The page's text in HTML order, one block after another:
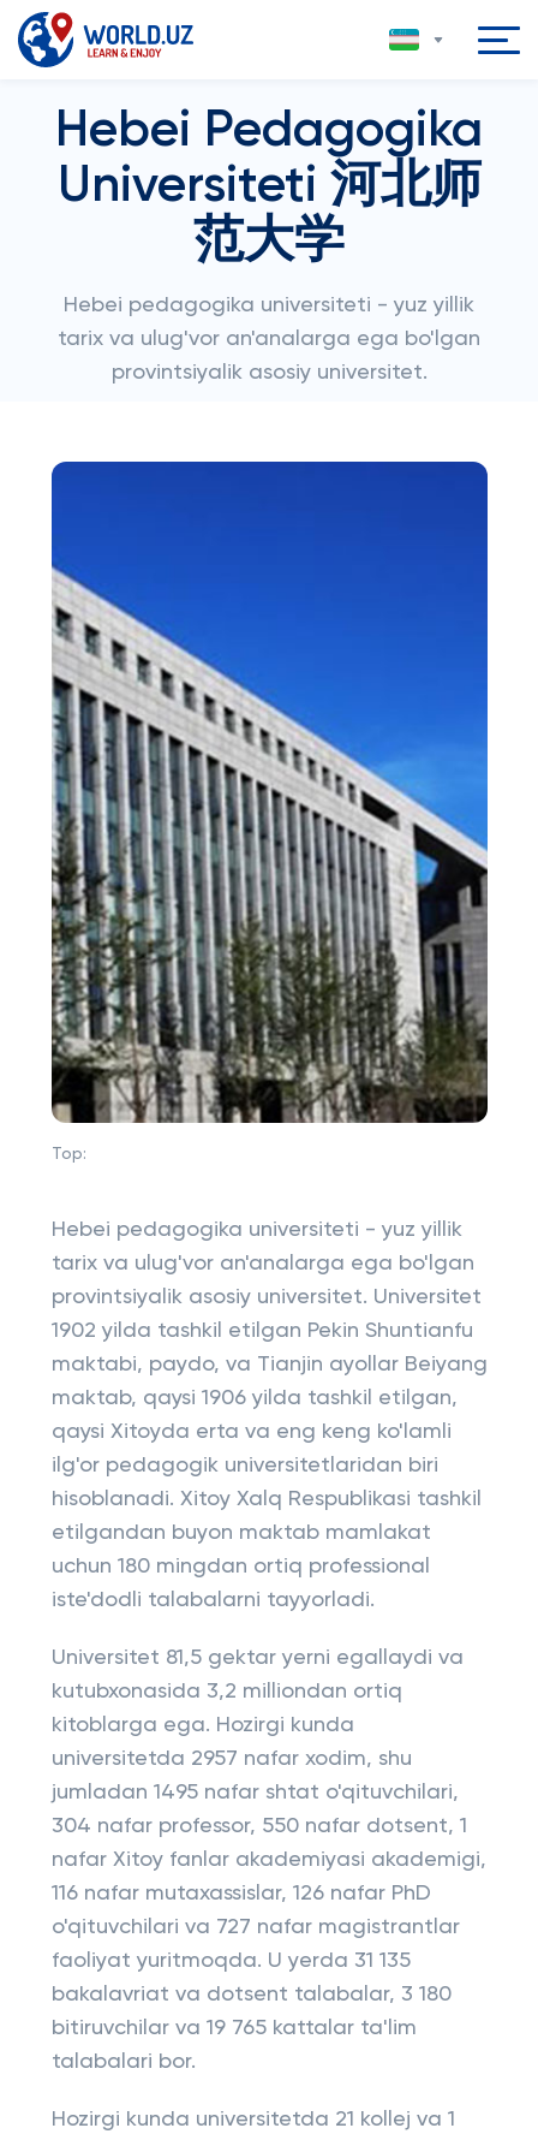
Hebei Pedagogika
Universiteti 河北师
范大学
Hebei pedagogika universiteti - yuz yillik
tarix va ulug'vor an'analarga ega bo'lgan
provintsiyalik asosiy universitet.
Top:
Hebei pedagogika universiteti - yuz yillik
tarix va ulug'vor an'analarga ega bo'lgan
provintsiyalik asosiy universitet. Universitet
1902 yilda tashkil etilgan Pekin Shuntianfu
maktabi, paydo, va Tianjin ayollar Beiyang
maktab, qaysi 1906 yilda tashkil etilgan,
qaysi Xitoyda erta va eng keng ko'lamli
ilg'or pedagogik universitetlaridan biri
hisoblanadi. Xitoy Xalq Respublikasi tashkil
etilgandan buyon maktab mamlakat
uchun 180 mingdan ortiq professional
iste'dodli talabalarni tayyorladi.
Universitet 81,5 gektar yerni egallaydi va
kutubxonasida 3,2 milliondan ortiq
kitoblarga ega. Hozirgi kunda
universitetda 2957 nafar xodim, shu
jumladan 1495 nafar shtat o'qituvchilari,
304 nafar professor, 550 nafar dotsent, 1
nafar Xitoy fanlar akademiyasi akademigi,
116 nafar mutaxassislar, 126 nafar PhD
o'qituvchilari va 727 nafar magistrantlar
faoliyat yuritmoqda. U yerda 31 135
bakalavriat va dotsent talabalar, 3 180
bitiruvchilar va 19 765 kattalar ta'lim
talabalari bor.
Hozirgi kunda universitetda 21 kollej va 1